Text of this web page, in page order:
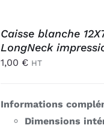
Caisse blanche
LongNeck
1,00 € HT
Informations
Dimensions